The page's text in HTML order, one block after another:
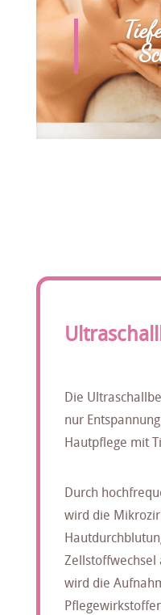
Die
nur
Hautpflege mit
Durch
wird die
Zellstoffwechsel
wird die